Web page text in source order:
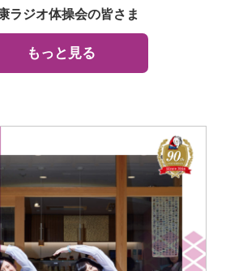
ラジオ体操会の皆さま
もっと見る